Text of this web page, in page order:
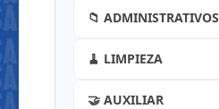
📁 ADMINISTRATIVOS
🧹 LIMPIEZA
🤝 AUXILIAR